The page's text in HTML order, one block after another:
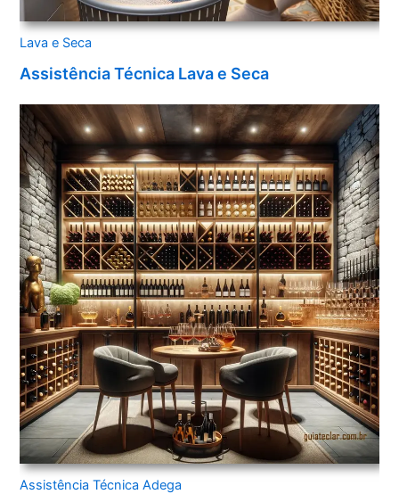
Lava e Seca
Assistência Técnica Lava e Seca
Assistência Técnica Adega